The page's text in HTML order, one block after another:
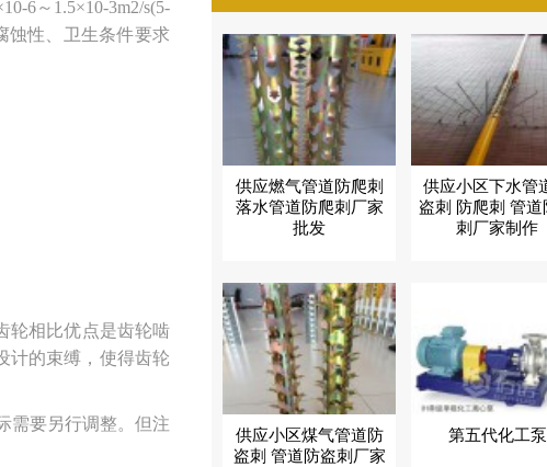
6～1.5×10-3m2/s(5-
蚀性、卫生条件要求
轮相比优点是齿轮啮
计的束缚，使得齿轮
需要另行调整。但注
供应燃气管道防爬刺
落水管道防爬刺厂家
批发
供应小区下水管
盗刺 防爬刺 管道
刺厂家制作
供应小区煤气管道防
盗刺 管道防盗刺厂家
第五代化工泵